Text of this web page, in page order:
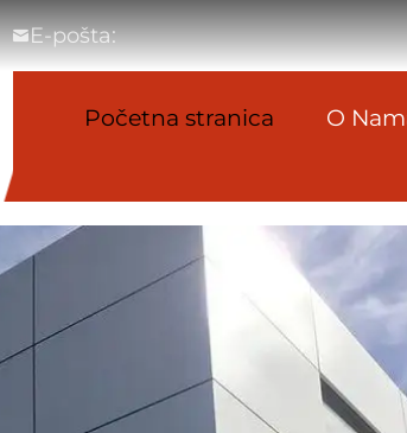
E-pošta:
Početna stranica O